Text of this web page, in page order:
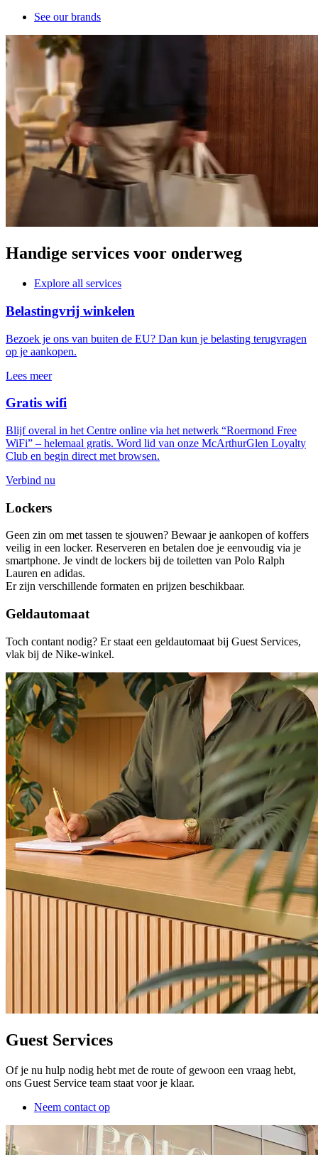
See our brands
Handige services voor onderweg
Explore all services
Belastingvrij winkelen
Bezoek je ons van buiten de EU? Dan kun je belasting terugvragen
op je aankopen.
Lees meer
Gratis wifi
Blijf overal in het Centre online via het netwerk “Roermond Free
WiFi” – helemaal gratis. Word lid van onze McArthurGlen Loyalty
Club en begin direct met browsen.
Verbind nu
Lockers
Geen zin om met tassen te sjouwen? Bewaar je aankopen of koffers
veilig in een locker. Reserveren en betalen doe je eenvoudig via je
smartphone. Je vindt de lockers bij de toiletten van Polo Ralph
Lauren en adidas.
Er zijn verschillende formaten en prijzen beschikbaar.
Geldautomaat
Toch contant nodig? Er staat een geldautomaat bij Guest Services,
vlak bij de Nike-winkel.
Guest Services
Of je nu hulp nodig hebt met de route of gewoon een vraag hebt,
ons Guest Service team staat voor je klaar.
Neem contact op